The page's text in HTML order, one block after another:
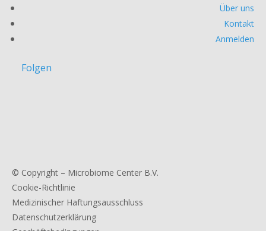
Über uns
Kontakt
Anmelden
Folgen
© Copyright – Microbiome Center B.V.
Cookie-Richtlinie
Medizinischer Haftungsausschluss
Datenschutzerklärung